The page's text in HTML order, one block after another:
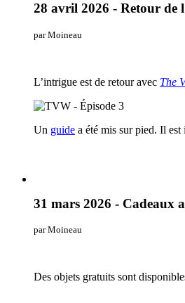
28 avril 2026 - Retour de
par Moineau
L’intrigue est de retour avec The
Un guide a été mis sur pied. Il
31 mars 2026 - Cadeaux
par Moineau
Des objets gratuits sont